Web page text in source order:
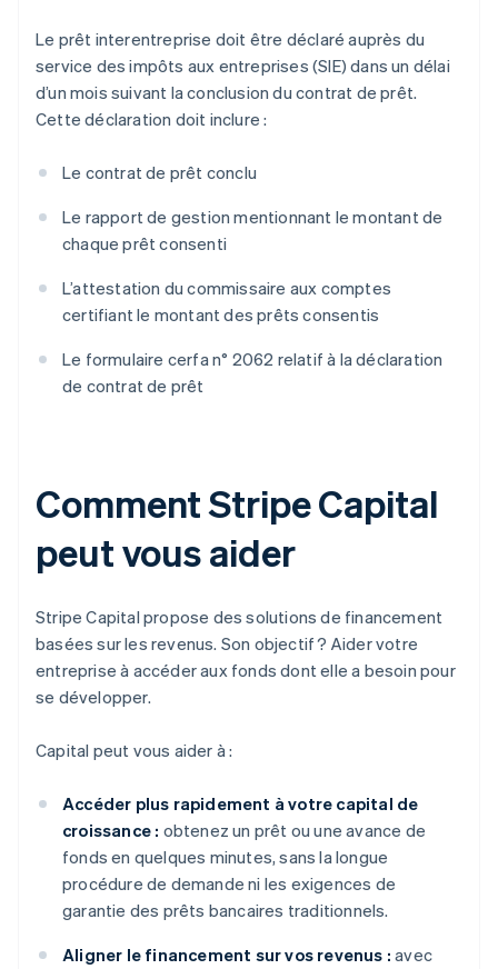
Le prêt interentreprise doit être déclaré auprès du
service des impôts aux entreprises (SIE) dans un délai
d’un mois suivant la conclusion du contrat de prêt.
Cette déclaration doit inclure :
Le contrat de prêt conclu
Le rapport de gestion mentionnant le montant de
chaque prêt consenti
L’attestation du commissaire aux comptes
certifiant le montant des prêts consentis
Le formulaire cerfa n° 2062 relatif à la déclaration
de contrat de prêt
Comment Stripe Capital
peut vous aider
Stripe Capital propose des solutions de financement
basées sur les revenus. Son objectif ? Aider votre
entreprise à accéder aux fonds dont elle a besoin pour
se développer.
Capital peut vous aider à :
Accéder plus rapidement à votre capital de
croissance : obtenez un prêt ou une avance de
fonds en quelques minutes, sans la longue
procédure de demande ni les exigences de
garantie des prêts bancaires traditionnels.
Aligner le financement sur vos revenus : avec